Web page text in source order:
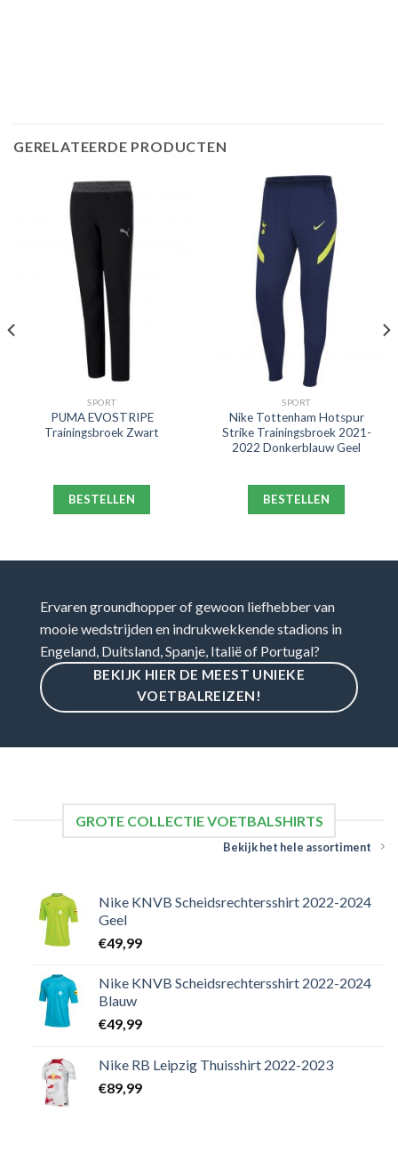
GERELATEERDE PRODUCTEN
SPORT
PUMA EVOSTRIPE
Trainingsbroek Zwart
BESTELLEN
SPORT
Nike Tottenham Hotspur
Strike Trainingsbroek 2021-
2022 Donkerblauw Geel
BESTELLEN
Ervaren groundhopper of gewoon liefhebber van
mooie wedstrijden en indrukwekkende stadions in
Engeland, Duitsland, Spanje, Italië of Portugal?
BEKIJK HIER DE MEEST UNIEKE
VOETBALREIZEN!
GROTE COLLECTIE VOETBALSHIRTS
Bekijk het hele assortiment
Nike KNVB Scheidsrechtersshirt 2022-2024
Geel
€49,99
Nike KNVB Scheidsrechtersshirt 2022-2024
Blauw
€49,99
Nike RB Leipzig Thuisshirt 2022-2023
€89,99